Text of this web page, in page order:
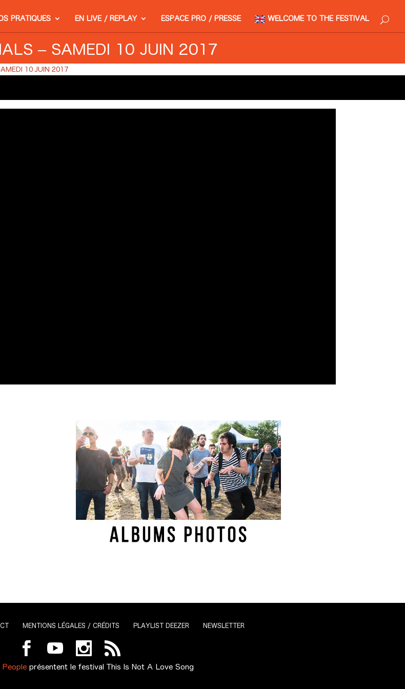
PRATIQUES EN LIVE / REPLAY ESPACE PRO / PRESSE WELCOME TO THE FESTIVAL
– SAMEDI 10 JUIN 2017
10 JUIN 2017
MENTIONS LÉGALES / CRÉDITS PLAYLIST DEEZER NEWSLETTER
Peopleprésentent le festival This Is Not A Love Song